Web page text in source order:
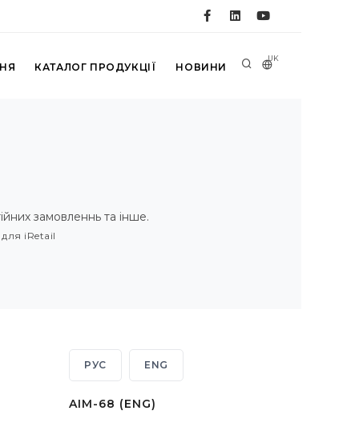
UK
КАТАЛОГ ПРОДУКЦІЇ НОВИНИ
замовленнь та інше.
iRetail
РУС ENG
AIM-68 (ENG)